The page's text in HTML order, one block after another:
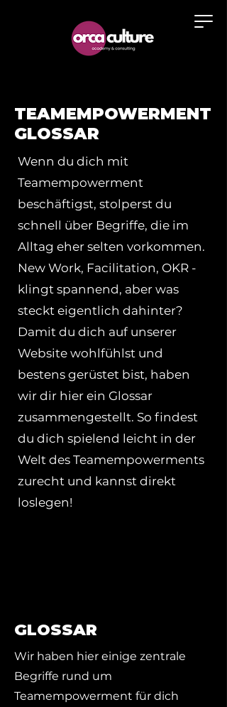
TEAMEMPOWERMENT
GLOSSAR
Wenn du dich mit
Teamempowerment
beschäftigst, stolperst du
schnell über Begriffe, die im
Alltag eher selten vorkommen.
New Work, Facilitation, OKR -
klingt spannend, aber was
steckt eigentlich dahinter?
Damit du dich auf unserer
Website wohlfühlst und
bestens gerüstet bist, haben
wir dir hier ein Glossar
zusammengestellt. So findest
du dich spielend leicht in der
Welt des Teamempowerments
zurecht und kannst direkt
loslegen!
GLOSSAR
Wir haben hier einige zentrale
Begriffe rund um
Teamempowerment für dich